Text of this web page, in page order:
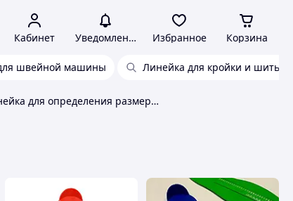
Кабинет Уведомления Избранное Корзина
швейной машины Линейка для кройки и шитья
Линейка для определения размера обуви